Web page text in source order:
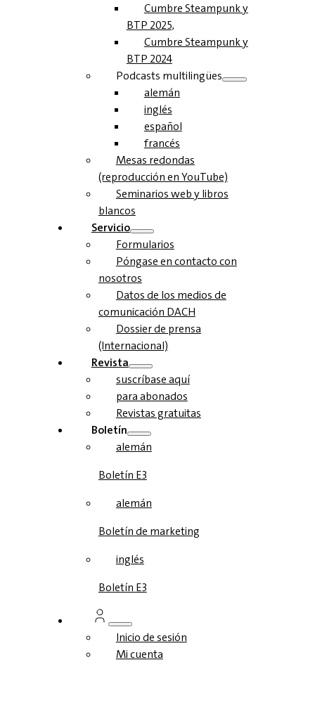
Cumbre Steampunk y
BTP 2025,
Cumbre Steampunk y
BTP 2024
Podcasts multilingües
alemán
inglés
español
francés
Mesas redondas
(reproducción en YouTube)
Seminarios web y libros
blancos
Servicio
Formularios
Póngase en contacto con
nosotros
Datos de los medios de
comunicación DACH
Dossier de prensa
(Internacional)
Revista
suscríbase aquí
para abonados
Revistas gratuitas
Boletín
alemán
Boletín E3
alemán
Boletín de marketing
inglés
Boletín E3
Inicio de sesión
Mi cuenta